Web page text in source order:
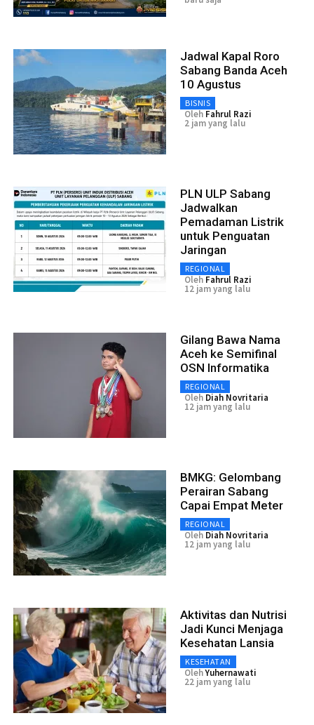
Jadwal Kapal Roro
Sabang Banda Aceh
10 Agustus
BISNIS
Oleh Fahrul Razi
2 jam yang lalu
PLN ULP Sabang
Jadwalkan
Pemadaman Listrik
untuk Penguatan
Jaringan
REGIONAL
Oleh Fahrul Razi
12 jam yang lalu
Gilang Bawa Nama
Aceh ke Semifinal
OSN Informatika
REGIONAL
Oleh Diah Novritaria
12 jam yang lalu
BMKG: Gelombang
Perairan Sabang
Capai Empat Meter
REGIONAL
Oleh Diah Novritaria
12 jam yang lalu
Aktivitas dan Nutrisi
Jadi Kunci Menjaga
Kesehatan Lansia
KESEHATAN
OlehYuhernawati
22 jam yang lalu